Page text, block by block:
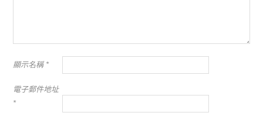
顯示名稱 *
電子郵件地址
*